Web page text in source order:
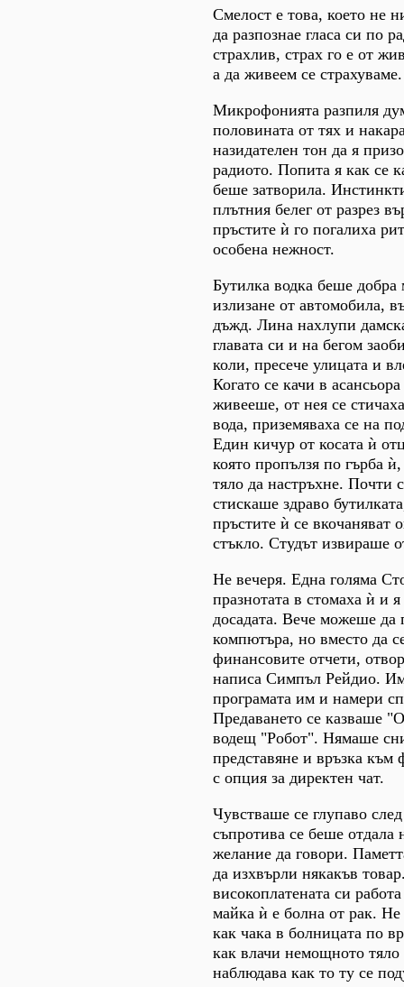
Смелост е това, което не
да разпознае гласа си по
страхлив, страх го е от
а да живеем се страхуваме.
Микрофонията разпиля
половината от тях и
назидателен тон да я
радиото. Попита я как се
беше затворила.
плътния белег от разрез
пръстите ѝ го погалиха
особена нежност.
Бутилка водка беше добра
излизане от автомобила,
дъжд. Лина нахлупи
главата си и на бегом
коли, пресече улицата и
Когато се качи в
живееше, от нея се
вода, приземяваха се на
Един кичур от косата ѝ
която пропълзя по гърба
тяло да настръхне. Почти
стискаше здраво
пръстите ѝ се вкочаняват
стъкло. Студът извираше
Не вечеря. Една голяма
празнотата в стомаха ѝ и
досадата. Вече можеше да
компютъра, но вместо да
финансовите отчети,
написа Симпъл Рейдио.
програмата им и намери
Предаването се казваше
водещ "Робот". Нямаше
представяне и връзка
с опция за директен чат.
Чувстваше се глупаво
съпротива се беше отдала
желание да говори.
да изхвърли някакъв
високоплатената си
майка ѝ е болна от рак. Не
как чака в болницата по
как влачи немощното тяло
наблюдава как то ту се